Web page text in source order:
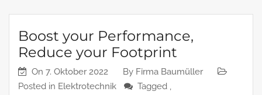
Boost your Performance,
Reduce your Footprint
On 7. Oktober 2022 By Firma Baumüller
Posted in Elektrotechnik
Tagged ,